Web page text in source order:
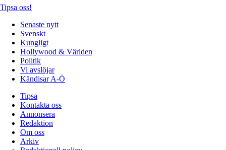
Tipsa oss!
Senaste nytt
Svenskt
Kungligt
Hollywood & Världen
Politik
Vi avslöjar
Kändisar A-Ö
Tipsa
Kontakta oss
Annonsera
Redaktion
Om oss
Arkiv